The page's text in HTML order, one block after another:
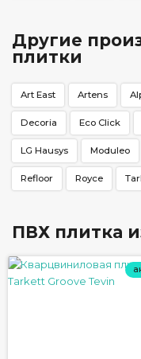
Другие
плитки
Art East Artens
Decoria Eco Click
LG Hausys Moduleo
Refloor Royce
ПВХ плитка